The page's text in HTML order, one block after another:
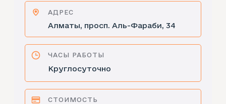
АДРЕС
Алматы, просп. Aль-Фараби, 34
ЧАСЫ РАБОТЫ
Круглосуточно
СТОИМОСТЬ